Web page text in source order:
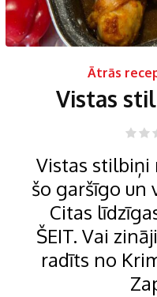
Ātrās
Vistas
Vistas stilbiņi
šo garšīgo un
Citas
ŠEIT. Vai
radīts no